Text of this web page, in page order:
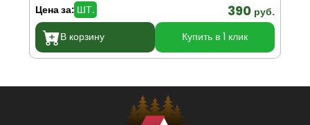
Цена за: ШТ. 390 руб.
В корзину
Купить в 1 клик